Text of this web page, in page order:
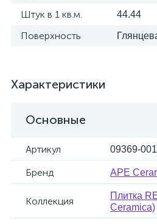
Штук в 1 кв.м. 44.44
Поверхность
Характеристики
Основные
Артикул 09369-
Бренд APE
Коллекция
Плитка
Ceramica)